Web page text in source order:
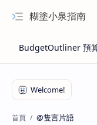
糊塗小泉指南
首頁 @隻言片語